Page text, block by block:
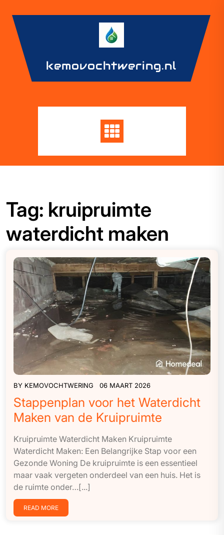
content
kemovochtwering.nl
Tag: kruipruimte
waterdicht maken
BY KEMOVOCHTWERING 06 MAART 2026
Stappenplan voor het Waterdicht
Maken van de Kruipruimte
Kruipruimte Waterdicht Maken Kruipruimte
Waterdicht Maken: Een Belangrijke Stap voor een
Gezonde Woning De kruipruimte is een essentieel
maar vaak vergeten onderdeel van een huis. Het is
de ruimte onder…[...]
READ MORE